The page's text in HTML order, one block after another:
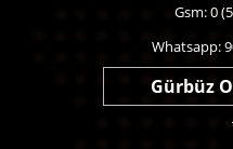
Gsm: 0
Whatsapp:
Gürbüz